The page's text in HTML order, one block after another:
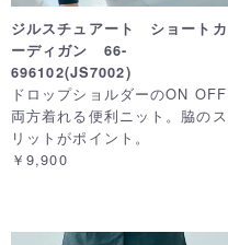
ジルスチュアート ショートカ
ーディガン 66-
696102(JS7002)
ドロップショルダーのON OFF
両方着れる便利ニット。脇のス
リットがポイント。
￥9,900